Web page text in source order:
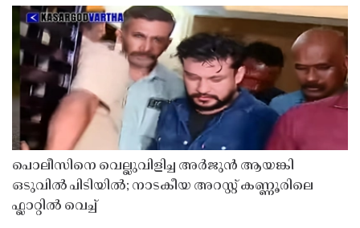
പൊലീസിനെ വെല്ലുവിളിച്ച അർജുൻ ആയങ്കി
ഒടുവിൽ പിടിയിൽ; നാടകീയ അറസ്റ്റ് കണ്ണൂരിലെ
ഫ്ലാറ്റിൽ വെച്ച്